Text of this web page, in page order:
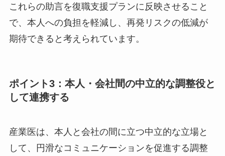
ポイント2：就業上の配慮に関する専門的助
言を活かす
適切な労働時間の設定、業務内容の制限、配置転
換の必要性、通院への配慮など、本人の状態に合
してもらえます。